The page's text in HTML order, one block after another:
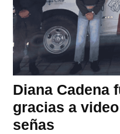
Diana Cadena
gracias a
señas